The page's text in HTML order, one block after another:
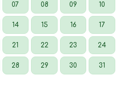
07 08 09 10
14 15 16 17
21 22 23 24
28 29 30 31